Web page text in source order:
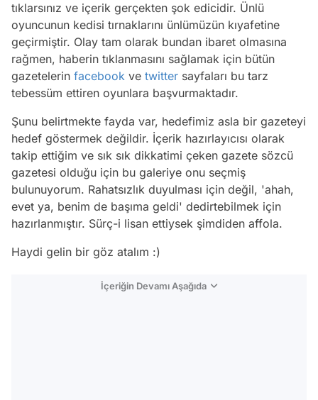
tıklarsınız ve içerik gerçekten şok edicidir. Ünlü
oyuncunun kedisi tırnaklarını ünlümüzün kıyafetine
geçirmiştir. Olay tam olarak bundan ibaret olmasına
rağmen, haberin tıklanmasını sağlamak için bütün
gazetelerin facebook ve twitter sayfaları bu tarz
tebessüm ettiren oyunlara başvurmaktadır.
Şunu belirtmekte fayda var, hedefimiz asla bir gazeteyi
hedef göstermek değildir. İçerik hazırlayıcısı olarak
takip ettiğim ve sık sık dikkatimi çeken gazete sözcü
gazetesi olduğu için bu galeriye onu seçmiş
bulunuyorum. Rahatsızlık duyulması için değil, 'ahah,
evet ya, benim de başıma geldi' dedirtebilmek için
hazırlanmıştır. Sürç-i lisan ettiysek şimdiden affola.
Haydi gelin bir göz atalım :)
İçeriğin Devamı Aşağıda